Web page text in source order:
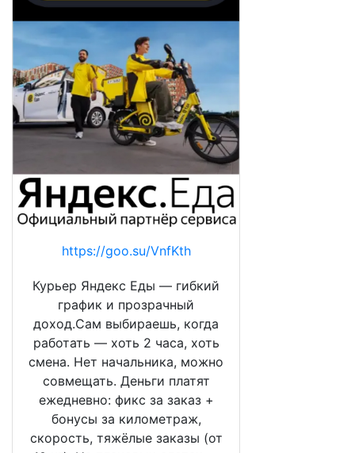
https://goo.su/VnfKth
Курьер Яндекс Еды — гибкий
график и прозрачный
доход.Сам выбираешь, когда
работать — хоть 2 часа, хоть
смена. Нет начальника, можно
совмещать. Деньги платят
ежедневно: фикс за заказ +
бонусы за километраж,
скорость, тяжёлые заказы (от